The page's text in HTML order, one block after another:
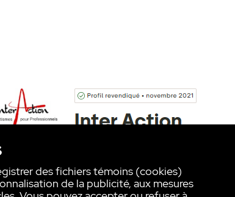
empreintes digitales
des fichiers témoins (cookies)
de la publicité, aux mesures